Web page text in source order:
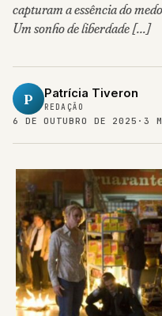
capturam a essência do
Um sonho de liberdade […]
P Patrícia Tiveron
REDAÇÃO
6 DE OUTUBRO DE 2025 · 3